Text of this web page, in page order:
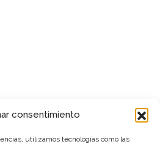
consentimiento
utilizamos tecnologías como las